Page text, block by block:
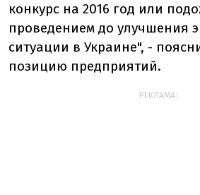
конкурс на 2016 год или
проведением до улучшения
ситуации в Украине", -
позицию предприятий.
РЕКЛАМА: